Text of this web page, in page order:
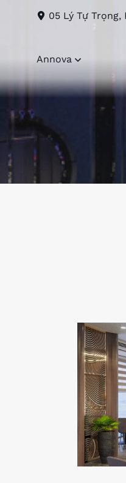
Annova
05 Lý Tự Trọng,